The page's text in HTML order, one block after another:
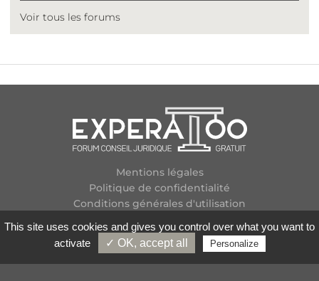
Voir tous les forums
Mentions légales
Politique de confidentialité
Conditions générales d'utilisation
Contactez-nous
Flux RSS
Copyright
2026 Experatoo.com - Tous droits réservés
This site uses cookies and gives you control over what you want to
activate
✓ OK, accept all Personalize